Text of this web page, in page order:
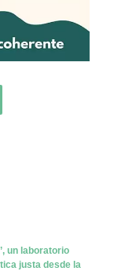
un laboratorio
justa desde la